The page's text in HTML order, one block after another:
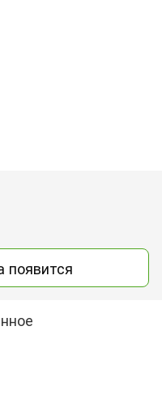
появится